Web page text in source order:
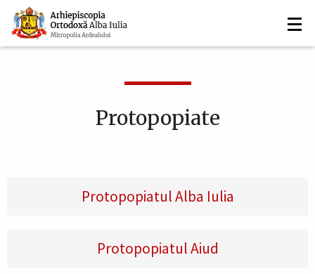
Mergi
la
conţinutul
Navigare
principală
Protopopiate
Protopopiatul Alba Iulia
Protopopiatul Aiud